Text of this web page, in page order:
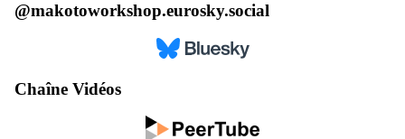
@makotoworkshop.eurosky.social
Chaîne Vidéos